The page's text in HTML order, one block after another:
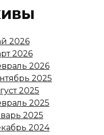
2026
2026
2026
2025
2025
2025
2025
2024